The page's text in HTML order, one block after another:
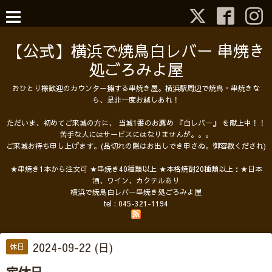
【公式】横浜で焼鳥白レバー 串焼き
処ごろみよ屋
おひとり様歓迎のカウンター擁する串焼き屋。横浜駅周辺で焼鳥・串焼きな
ら、是非一度お越しあれ！
ただいま、初めてご来城の方に、 当城1番のお薦め 『白レバー』 を献上中！！
苦手な人にはサービスにはなりませんが。。。
ご来城お待ち申し上げます。(品切れの際はお出しでき申さぬ。御容赦くだされ)
★串焼き1本から注文可 ★串焼き40種類以上 ★本格焼酎20種類以上：★日本
酒、ワイン、カクテルあり
横浜で焼鳥白レバー串焼き処ごろみよ屋
tel : 045-321-1194
休日 2024-09-22 (日)